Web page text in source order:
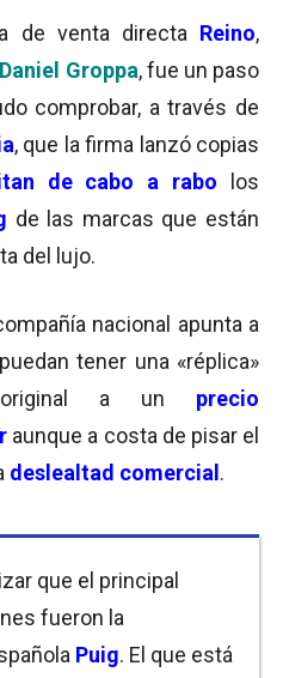
de venta directa Reino,
Daniel Groppa, fue un paso
comprobar, a través de
, que la firma lanzó copias
de cabo a rabo los
de las marcas que están
del lujo.
nacional apunta a
tener una «réplica»
a un precio
aunque a costa de pisar el
deslealtad comercial .
que el principal
fueron la
Puig. El que está